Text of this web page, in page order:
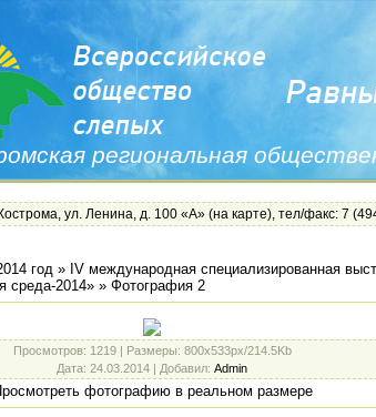
региональная
ул. Ленина, д. 100 «А» (на карте), тел/факс: 7
год » IV международная специализированная
среда-2014» » Фотография 2
Просмотров: 1219 | Размеры: 800x533px/214.5Kb
Дата: 24.03.2014 | Добавил: Admin
фотографию в реальном размере